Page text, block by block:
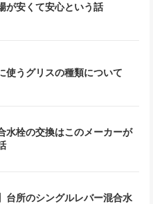
が安くて安心という話
使うグリスの種類について
水栓の交換はこのメーカーが
台所のシングルレバー混合水